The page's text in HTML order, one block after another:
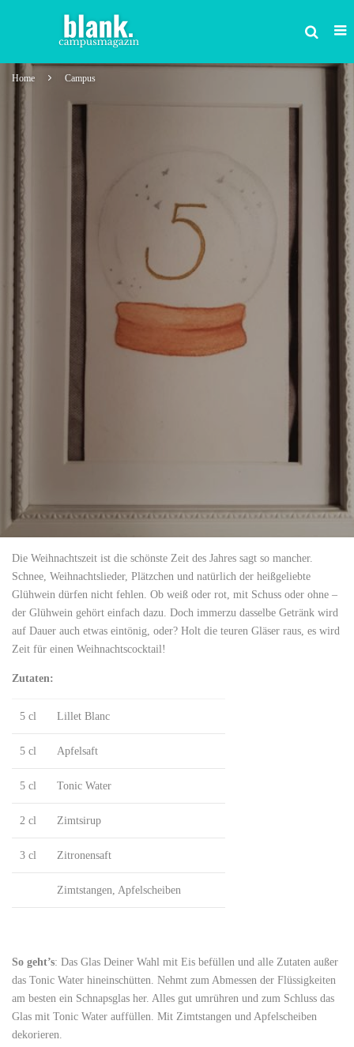
Home Campus
Die Weihnachtszeit ist die schönste Zeit des Jahres sagt so mancher.
Schnee, Weihnachtslieder, Plätzchen und natürlich der heißgeliebte
Glühwein dürfen nicht fehlen. Ob weiß oder rot, mit Schuss oder ohne –
der Glühwein gehört einfach dazu. Doch immerzu dasselbe Getränk wird
auf Dauer auch etwas eintönig, oder? Holt die teuren Gläser raus, es wird
Zeit für einen Weihnachtscocktail!
Zutaten:
5 cl Lillet Blanc
5 cl Apfelsaft
5 cl Tonic Water
2 cl Zimtsirup
3 cl Zitronensaft
Zimtstangen, Apfelscheiben
So geht’s: Das Glas Deiner Wahl mit Eis befüllen und alle Zutaten außer
das Tonic Water hineinschütten. Nehmt zum Abmessen der Flüssigkeiten
am besten ein Schnapsglas her. Alles gut umrühren und zum Schluss das
Glas mit Tonic Water auffüllen. Mit Zimtstangen und Apfelscheiben
dekorieren.